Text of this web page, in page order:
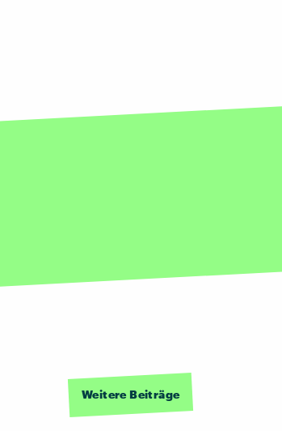
Weitere Beiträge